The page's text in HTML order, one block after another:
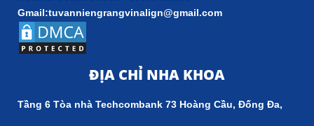
Gmail:tuvanniengrangvinalign@gmail.com
ĐỊA CHỈ NHA KHOA
Tầng 6 Tòa nhà Techcombank 73 Hoàng Cầu, Đống Đa,